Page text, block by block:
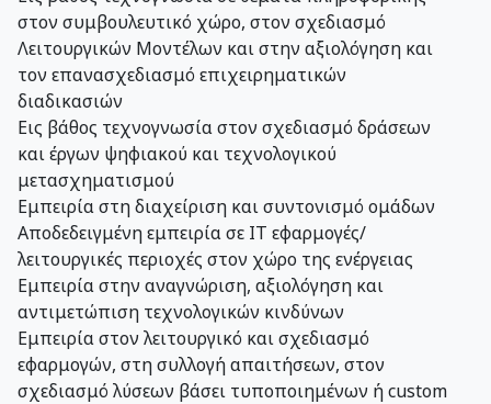
στον συμβουλευτικό χώρο, στον σχεδιασμό
Λειτουργικών Μοντέλων και στην αξιολόγηση και
τον επανασχεδιασμό επιχειρηματικών
διαδικασιών
Εις βάθος τεχνογνωσία στον σχεδιασμό δράσεων
και έργων ψηφιακού και τεχνολογικού
μετασχηματισμού
Εμπειρία στη διαχείριση και συντονισμό ομάδων
Αποδεδειγμένη εμπειρία σε ΙΤ εφαρμογές/
λειτουργικές περιοχές στον χώρο της ενέργειας
Εμπειρία στην αναγνώριση, αξιολόγηση και
αντιμετώπιση τεχνολογικών κινδύνων
Εμπειρία στον λειτουργικό και σχεδιασμό
εφαρμογών, στη συλλογή απαιτήσεων, στον
σχεδιασμό λύσεων βάσει τυποποιημένων ή custom